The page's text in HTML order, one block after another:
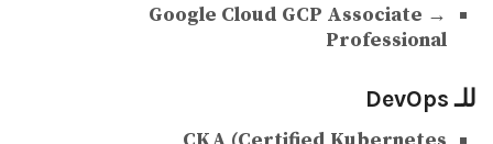
Google Cloud GCP Associate →
Professional
للـ DevOps